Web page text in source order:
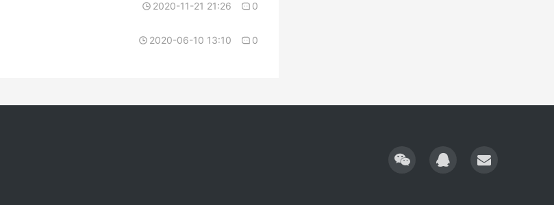
2020-11-21 21:26 0
2020-06-10 13:10 0